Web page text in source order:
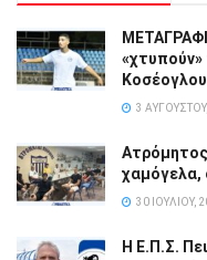
Κοσέογλου
3
χαμόγελα,
30 ΙΟΥΛΊΟΥ,
Η Ε.Π.Σ.